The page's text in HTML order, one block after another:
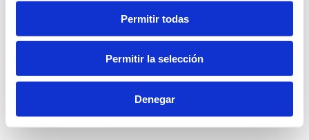
Permitir todas
Permitir la selección
Denegar